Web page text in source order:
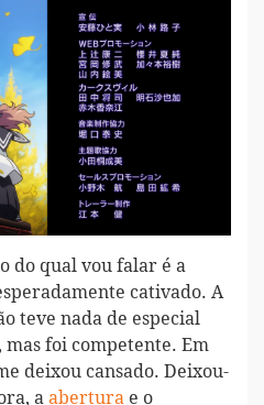
do qual vou falar é a
cativado. A
teve nada de especial
foi competente. Em
deixou cansado. Deixou-
aabertura e o